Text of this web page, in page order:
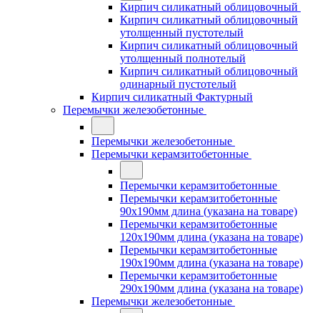
Кирпич силикатный облицовочный
Кирпич силикатный облицовочный
утолщенный пустотелый
Кирпич силикатный облицовочный
утолщенный полнотелый
Кирпич силикатный облицовочный
одинарный пустотелый
Кирпич силикатный Фактурный
Перемычки железобетонные
Перемычки железобетонные
Перемычки керамзитобетонные
Перемычки керамзитобетонные
Перемычки керамзитобетонные
90x190мм длина (указана на товаре)
Перемычки керамзитобетонные
120x190мм длина (указана на товаре)
Перемычки керамзитобетонные
190x190мм длина (указана на товаре)
Перемычки керамзитобетонные
290x190мм длина (указана на товаре)
Перемычки железобетонные